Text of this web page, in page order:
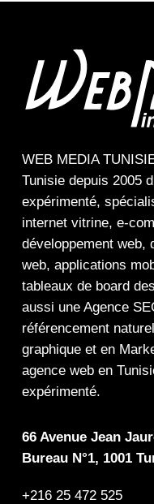
WEB MEDIA
Tunisie depuis 2005
expérimenté,
internet vitrine, e-
développement web,
web, applications
tableaux de boarddes
aussi une Agence
référencement
graphiqueet en
agence web en
expérimenté.
66 Avenue Jean
Bureau N°1, 1001
+216 25 472 525